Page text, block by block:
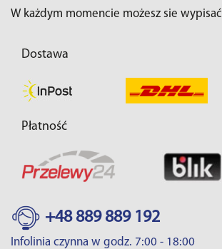
W każdym momencie możesz sie wypisać
Dostawa
Płatność
+48 889 889 192
Infolinia czynna w godz. 7:00 - 18:00